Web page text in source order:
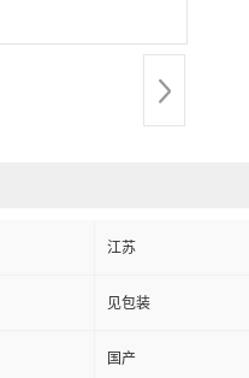
江苏
见包装
国产